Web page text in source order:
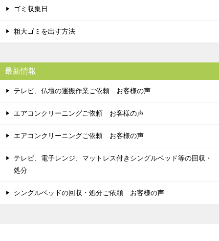
ゴミ収集日
粗大ゴミを出す方法
最新情報
テレビ、仏壇の運搬作業ご依頼 お客様の声
エアコンクリーニングご依頼 お客様の声
エアコンクリーニングご依頼 お客様の声
テレビ、電子レンジ、マットレス付きシングルベッド等の回収・
処分
シングルベッドの回収・処分ご依頼 お客様の声